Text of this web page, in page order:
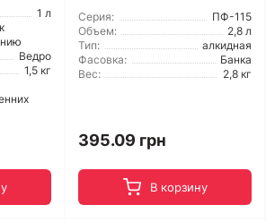
1 л
Ведро
1,5 кг
Серия:
ПФ-115
Объем:
2,8 л
Тип:
алкидная
Фасовка:
Банка
Вес:
2,8 кг
395.09 грн
В корзину